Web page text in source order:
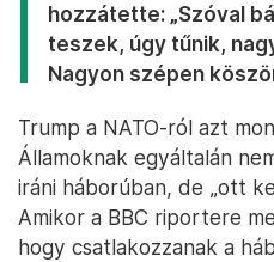
hozzátette: „Szóval
teszek, úgy tűnik,
Nagyon szépen
Trump a NATO-ról azt
Államoknak egyáltalán
iráni háborúban, de „ott
Amikor a BBC riportere
hogy csatlakozzanak a